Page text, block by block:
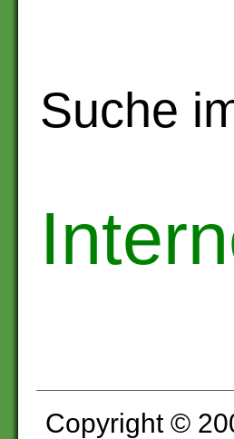
Suche
Copyright ©